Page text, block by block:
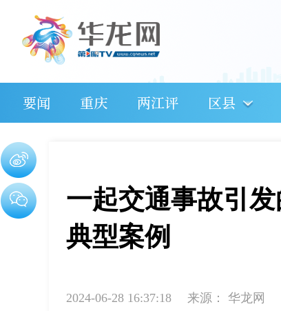
要闻 重庆 两江评 区县
一起交通事故引
典型案例
2024-06-28 16:37:18 来源： 华龙网